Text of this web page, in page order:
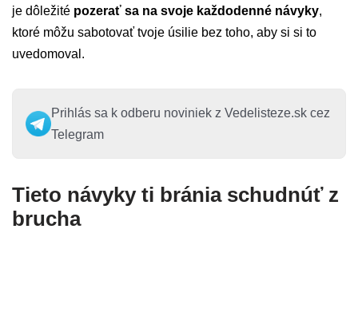
je dôležité pozerať sa na svoje každodenné návyky,
ktoré môžu sabotovať tvoje úsilie bez toho, aby si si to
uvedomoval.
Prihlás sa k odberu noviniek z Vedelisteze.sk cez
Telegram
Tieto návyky ti bránia schudnúť z
brucha